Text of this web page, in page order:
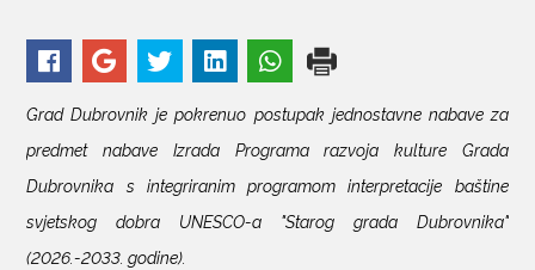
Grad Dubrovnik je pokrenuo postupak jednostavne nabave za
predmet nabave Izrada Programa razvoja kulture Grada
Dubrovnika s integriranim programom interpretacije baštine
svjetskog dobra UNESCO-a "Starog grada Dubrovnika"
(2026.-2033. godine).